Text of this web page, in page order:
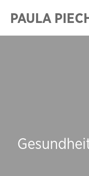
Inhalt
springen
PAULA